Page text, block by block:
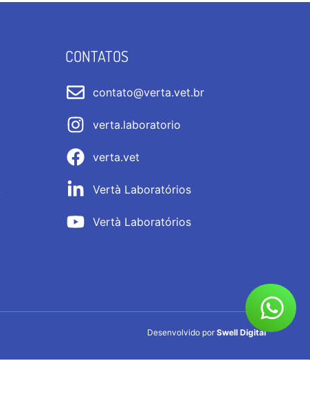
CONTATOS
contato@verta.vet.br
verta.laboratorio
verta.vet
Vertà Laboratórios
Vertà Laboratórios
Desenvolvido por Swell Digital